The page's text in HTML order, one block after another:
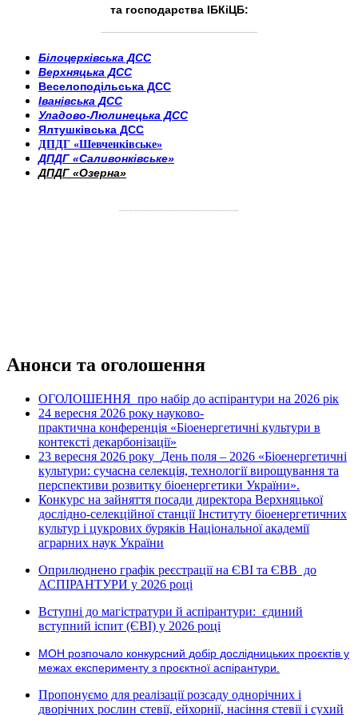
та господарства ІБКіЦБ:
Білоцерківська ДСС
Верхняцька ДСС
Веселоподільська ДСС
Іванівська ДСС
Уладово-Люлинецька ДСС
Ялтушківська ДСС
ДПДГ «Шевченківське»
ДПДГ «Саливонківське»
ДПДГ «Озерна»
Анонси та оголошення
ОГОЛОШЕННЯ про набір до аспірантури на 2026 рік
24 вересня 2026 року науково-
практична конференція «Біоенергетичні культури в
контексті декарбонізації»
23 вересня 2026 року День поля – 2026 «Біоенергетичні
культури: сучасна селекція, технології вирощування та
перспективи розвитку біоенергетики України».
Конкурс на зайняття посади директора Верхняцької
дослідно-селекційної станції Інституту біоенергетичних
культур і цукрових буряків Національної академії
аграрних наук України
Оприлюднено графік реєстрації на ЄВІ та ЄВВ до
АСПІРАНТУРИ у 2026 році
Вступні до магістратури й аспірантури: єдиний
вступний іспит (ЄВІ) у 2026 році
МОН розпочало конкурсний добір дослідницьких проєктів у
межах експерименту з проєктної аспірантури.
Пропонуємо для реалізації розсаду однорічних і
дворічних рослин стевії, ейхорнії, насіння стевії і сухий